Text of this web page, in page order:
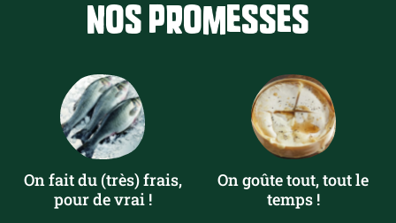
Nos promesses
On fait du (très) frais,
pour de vrai !
On goûte tout, tout le
temps !